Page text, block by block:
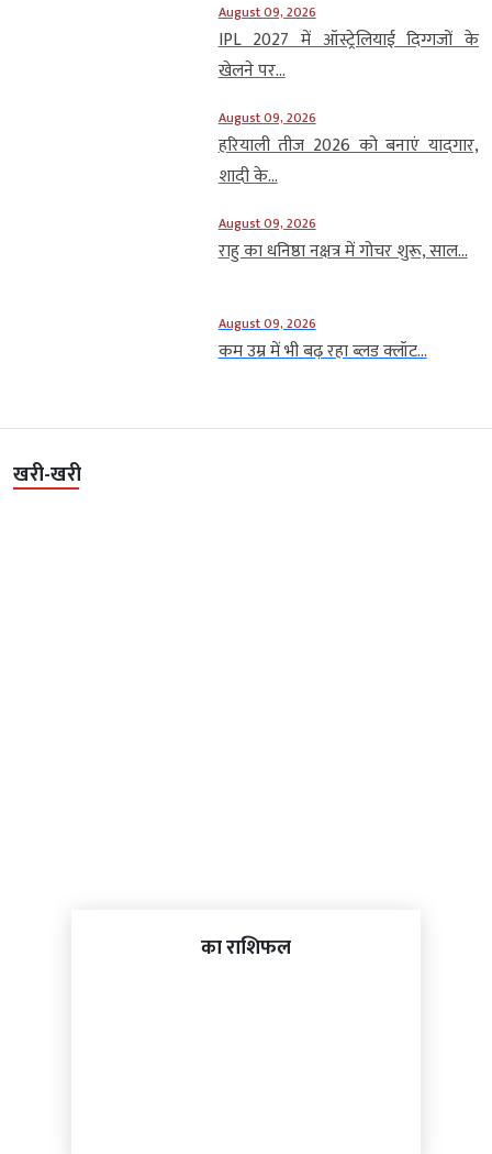
August 09, 2026
IPL 2027 में ऑस्ट्रेलियाई दिग्गजों के
खेलने पर...
August 09, 2026
हरियाली तीज 2026 को बनाएं यादगार,
शादी के...
August 09, 2026
राहु का धनिष्ठा नक्षत्र में गोचर शुरू, साल...
August 09, 2026
कम उम्र में भी बढ़ रहा ब्लड क्लॉट...
खरी-खरी
का राशिफल